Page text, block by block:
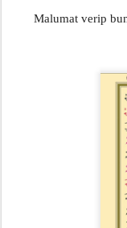
Malumat verip